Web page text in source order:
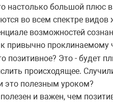
настолько большой плюс
во всем спектре
возможностей
привычно проклинаемому
позитивное? Это - будет
происходящее.
это полезным уроком?
и важен, чем